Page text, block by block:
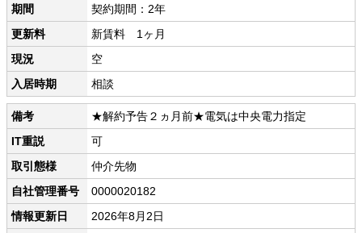
期間
契約期間：2年
更新料
新賃料 1ヶ月
現況
空
入居時期
相談
備考
★解約予告２ヵ月前★電気は中央電力指定
IT重説
可
取引態様
仲介先物
自社管理番号
0000020182
情報更新日
2026年8月2日